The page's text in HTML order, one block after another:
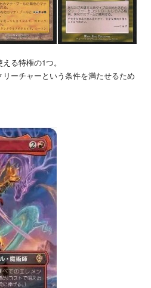
る特権の1つ。
ーチャーという条件を満たせるため